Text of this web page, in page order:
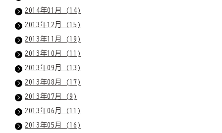
2014年01月 (14)
2013年12月 (15)
2013年11月 (19)
2013年10月 (11)
2013年09月 (13)
2013年08月 (17)
2013年07月 (9)
2013年06月 (11)
2013年05月 (16)